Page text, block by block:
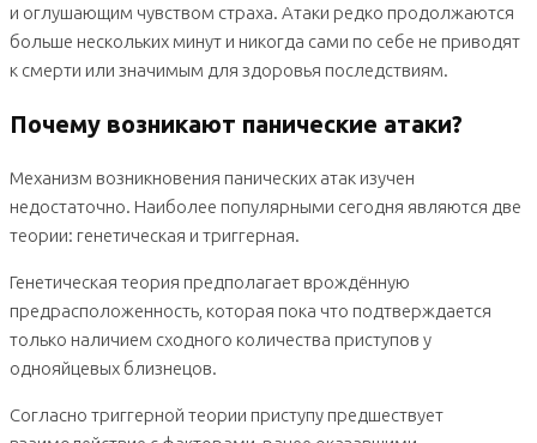
и оглушающим чувством страха. Атаки редко продолжаются
больше нескольких минут и никогда сами по себе не приводят
к смерти или значимым для здоровья последствиям.
Почему возникают панические атаки?
Механизм возникновения панических атак изучен
недостаточно. Наиболее популярными сегодня являются две
теории: генетическая и триггерная.
Генетическая теория предполагает врождённую
предрасположенность, которая пока что подтверждается
только наличием сходного количества приступов у
однояйцевых близнецов.
Согласно триггерной теории приступу предшествует